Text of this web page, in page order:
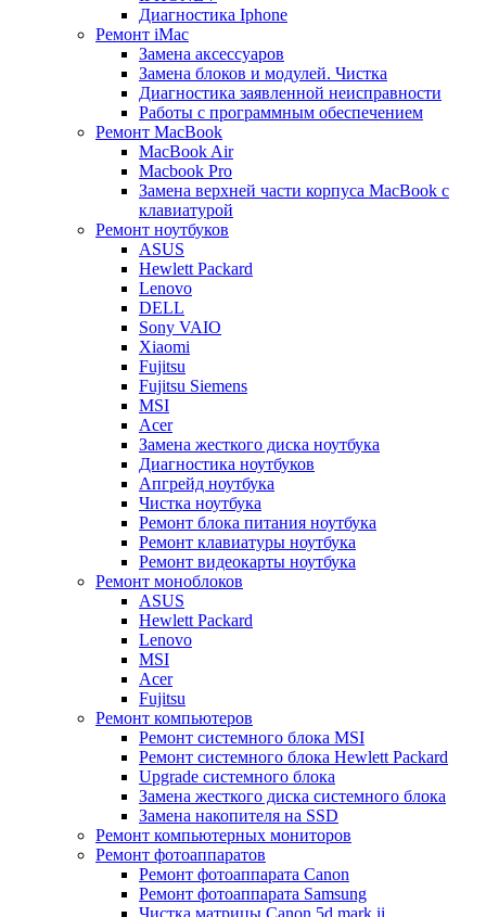
Диагностика Iphone
Ремонт iMac
Замена аксессуаров
Замена блоков и модулей. Чистка
Диагностика заявленной неисправности
Работы с программным обеспечением
Ремонт MacBook
MacBook Air
Macbook Pro
Замена верхней части корпуса MacBook с
клавиатурой
Ремонт ноутбуков
ASUS
Hewlett Packard
Lenovo
DELL
Sony VAIO
Xiaomi
Fujitsu
Fujitsu Siemens
MSI
Acer
Замена жесткого диска ноутбука
Диагностика ноутбуков
Апгрейд ноутбука
Чистка ноутбука
Ремонт блока питания ноутбука
Ремонт клавиатуры ноутбука
Ремонт видеокарты ноутбука
Ремонт моноблоков
ASUS
Hewlett Packard
Lenovo
MSI
Acer
Fujitsu
Ремонт компьютеров
Ремонт системного блока MSI
Ремонт системного блока Hewlett Packard
Upgrade системного блока
Замена жесткого диска системного блока
Замена накопителя на SSD
Ремонт компьютерных мониторов
Ремонт фотоаппаратов
Ремонт фотоаппарата Canon
Ремонт фотоаппарата Samsung
Чистка матрицы Canon 5d mark ii